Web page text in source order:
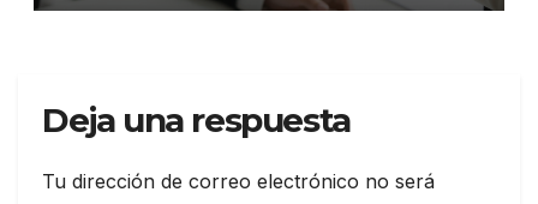
Deja una respuesta
Tu dirección de correo electrónico no será